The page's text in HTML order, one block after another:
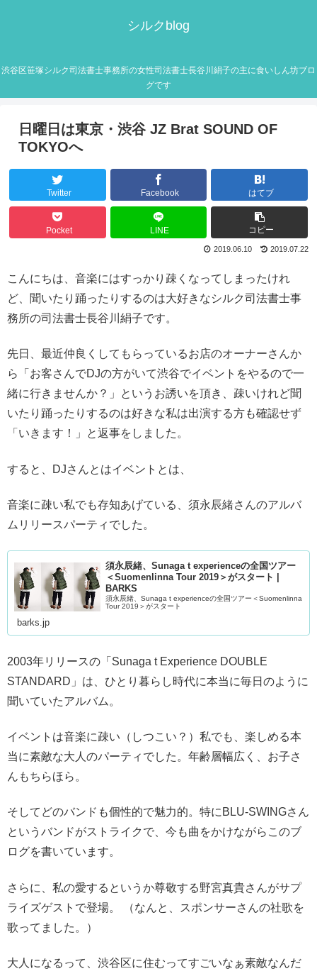
シルクblog
渋谷区笹塚シルク司法書士事務所の女性司法書士長谷川絹子の主に食いしん坊ブロ
グです
日曜日は東京・渋谷 JZ Brat SOUND OF
TOKYOへ
Twitter Facebook はてブ
Pocket LINE コピー
2019.06.10 2019.07.22
こんにちは、音楽にはすっかり疎くなってしまったけれ
ど、聞いたり踊ったりするのは大好きなシルク司法書士事
務所の司法書士長谷川絹子です。
先日、最近仲良くしてもらっているお店のオーナーさんか
ら「お客さんでDJの方がいて渋谷でイベントをやるので一
緒に行きませんか？」というお誘いを頂き、疎いけれど聞
いたり踊ったりするのは好きな私は出演する方も確認せず
「いきます！」と返事をしました。
すると、DJさんとはイベントとは、
音楽に疎い私でも存知あげている、須永辰緒さんのアルバ
ムリリースパーティでした。
須永辰緒、Sunaga t experienceの全国ツアー
＜Suomenlinna Tour 2019＞がスタート |
BARKS
須永辰緒、Sunaga t experienceの全国ツアー＜Suomenlinna
Tour 2019＞がスタート
barks.jp
2003年リリースの「Sunaga t Experience DOUBLE
STANDARD」は、ひとり暮らし時代に本当に毎日のように
聞いていたアルバム。
イベントは音楽に疎い（しつこい？）私でも、楽しめる本
当に素敵な大人のパーティでした。年齢層幅広く、お子さ
んもちらほら。
そしてどのバンドも個性的で魅力的。特にBLU-SWINGさん
というバンドがストライクで、今も曲をかけながらこのブ
ログを書いています。
さらに、私の愛するというか尊敬する野宮真貴さんがサプ
ライズゲストで登場。 （なんと、スポンサーさんの社歌を
歌ってました。）
大人になるって、渋谷区に住むってすごいなぁ素敵なんだ